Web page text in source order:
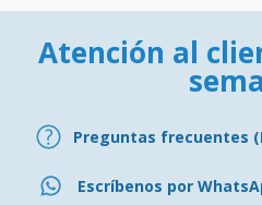
Atención al
Preguntas frecuentes
Escríbenos por